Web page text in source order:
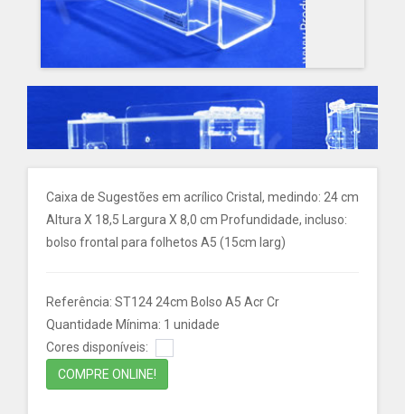
Caixa de Sugestões em acrílico Cristal, medindo: 24 cm
Altura X 18,5 Largura X 8,0 cm Profundidade, incluso:
bolso frontal para folhetos A5 (15cm larg)
Referência: ST124 24cm Bolso A5 Acr Cr
Quantidade Mínima: 1 unidade
Cores disponíveis:
COMPRE ONLINE!